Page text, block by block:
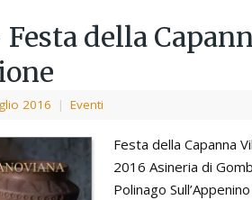
della
2016 | Eventi
Festa della Capanna
2016 Asineria di
Polinago